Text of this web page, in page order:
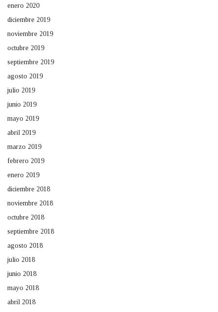
enero 2020
diciembre 2019
noviembre 2019
octubre 2019
septiembre 2019
agosto 2019
julio 2019
junio 2019
mayo 2019
abril 2019
marzo 2019
febrero 2019
enero 2019
diciembre 2018
noviembre 2018
octubre 2018
septiembre 2018
agosto 2018
julio 2018
junio 2018
mayo 2018
abril 2018